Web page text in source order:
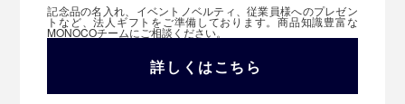
記念品の名入れ、イベントノベルティ、従業員様へのプレゼン
トなど、法人ギフトをご準備しております。商品知識豊富な
MONOCOチームにご相談ください。
詳しくはこちら